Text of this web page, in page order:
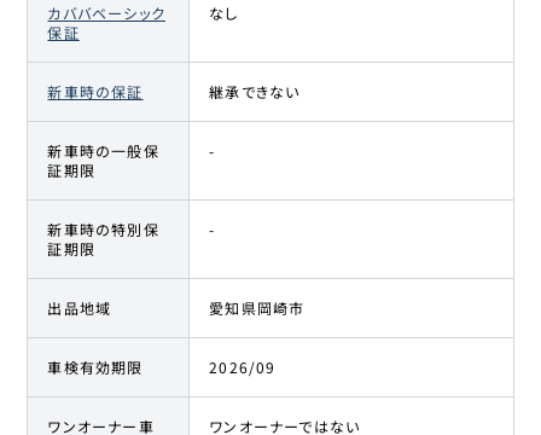
カババベーシック
保証
なし
新車時の保証 継承できない
新車時の一般保
証期限
-
新車時の特別保
証期限
-
出品地域 愛知県岡崎市
車検有効期限 2026/09
ワンオーナー車 ワンオーナーではない